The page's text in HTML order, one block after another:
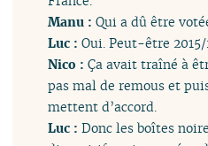
Manu :Qui a dû être
Luc :Oui. Peut-être 2015/
Nico :Ça avait traîné à
pas mal de remous et
mettent d’accord.
Luc :Donc les boîtes